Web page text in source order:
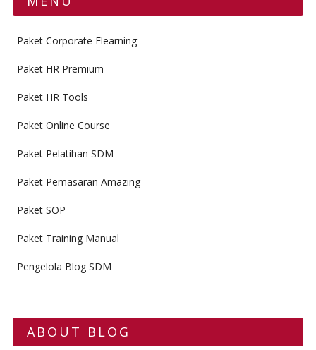
Paket Corporate Elearning
Paket HR Premium
Paket HR Tools
Paket Online Course
Paket Pelatihan SDM
Paket Pemasaran Amazing
Paket SOP
Paket Training Manual
Pengelola Blog SDM
ABOUT BLOG